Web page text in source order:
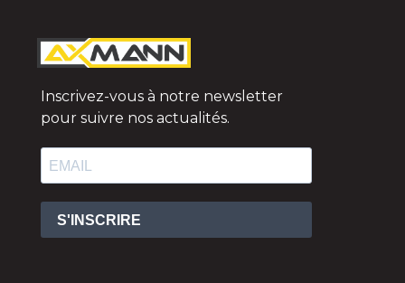
Inscrivez-vous à notre newsletter
pour suivre nos actualités.
S'INSCRIRE